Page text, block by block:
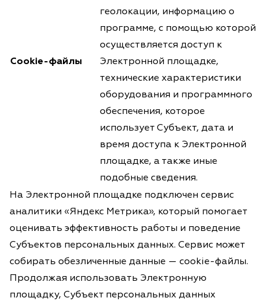
Cookie-файлы
геолокации, информацию о
программе, с помощью которой
осуществляется доступ к
Электронной площадке,
технические характеристики
оборудования и программного
обеспечения, которое
использует Субъект, дата и
время доступа к Электронной
площадке, а также иные
подобные сведения.
На Электронной площадке подключен сервис
аналитики «Яндекс Метрика», который помогает
оценивать эффективность работы и поведение
Субъектов персональных данных. Сервис может
собирать обезличенные данные — cookie-файлы.
Продолжая использовать Электронную
площадку, Субъект персональных данных